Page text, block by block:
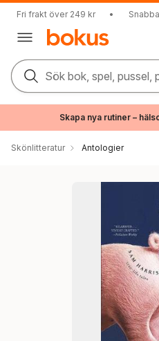
Fri frakt över 249 kr •
Sök bok, spel, pussel,
Skapa nya rutiner –
Skönlitteratur Antologier